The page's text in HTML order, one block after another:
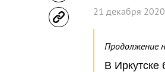
21 декабря
Продолжение
В Иркутске